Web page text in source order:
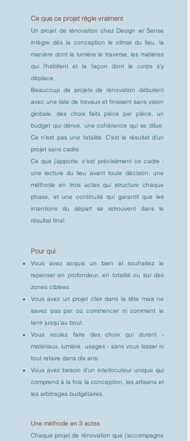
Ce que ce projet règle vraiment
Un projet de rénovation chez Design w/ Sense
intègre dès la conception le climat du lieu, la
manière dont la lumière le traverse, les matières
qui l'habitent et la façon dont le corps s'y
déplace.
Beaucoup de projets de rénovation débutent
avec une liste de travaux et finissent sans vision
globale, des choix faits pièce par pièce, un
budget qui dérive, une cohérence qui se dilue.
Ce n'est pas une fatalité. C'est le résultat d'un
projet sans cadre.
Ce que j'apporte, c'est précisément ce cadre :
une lecture du lieu avant toute décision, une
méthode en trois actes qui structure chaque
phase, et une continuité qui garantit que les
intentions du départ se retrouvent dans le
résultat final.
Pour qui
Vous avez acquis un bien et souhaitez le
repenser en profondeur, en totalité ou sur des
zones ciblées.
Vous avez un projet clair dans la tête mais ne
savez pas par où commencer ni comment le
tenir jusqu'au bout.
Vous voulez faire des choix qui durent -
matériaux, lumière, usages - sans vous lasser ni
tout refaire dans dix ans.
Vous avez besoin d'un interlocuteur unique qui
comprend à la fois la conception, les artisans et
les arbitrages budgétaires.
Une méthode en 3 actes
Chaque projet de rénovation que j'accompagne